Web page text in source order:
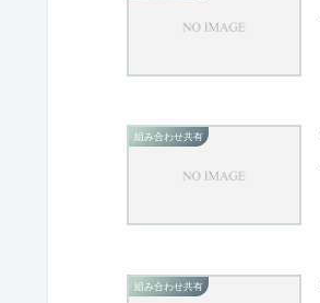
組み合わせ共有
組み合わせ共有